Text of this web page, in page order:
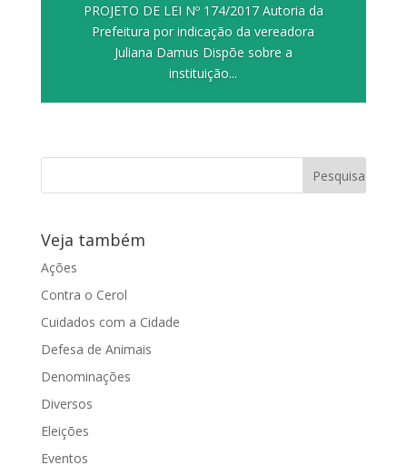
PROJETO DE LEI Nº 174/2017 Autoria da
Prefeitura por indicação da vereadora
Juliana Damus Dispõe sobre a
instituição...
Veja também
Ações
Contra o Cerol
Cuidados com a Cidade
Defesa de Animais
Denominações
Diversos
Eleições
Eventos